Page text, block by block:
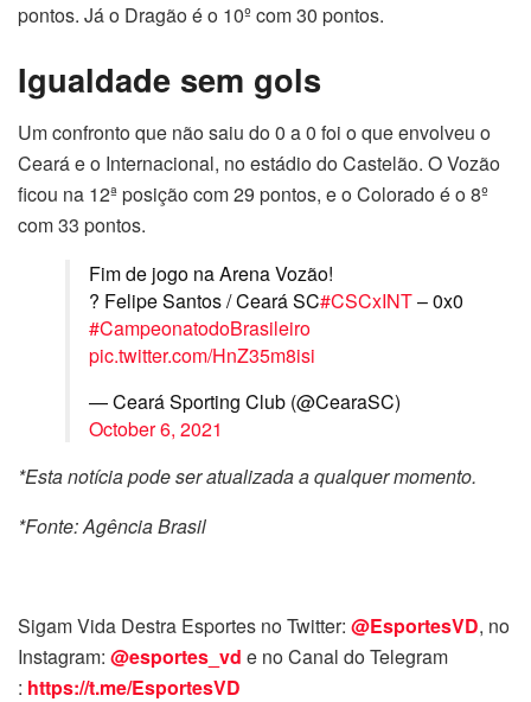
pontos. Já o Dragão é o 10º com 30 pontos.
Igualdade sem gols
Um confronto que não saiu do 0 a 0 foi o que envolveu o
Ceará e o Internacional, no estádio do Castelão. O Vozão
ficou na 12ª posição com 29 pontos, e o Colorado é o 8º
com 33 pontos.
Fim de jogo na Arena Vozão!
? Felipe Santos / Ceará SC#CSCxINT– 0x0
#CampeonatodoBrasileiro
pic.twitter.com/HnZ35m8isi
— Ceará Sporting Club (@CearaSC)
October 6, 2021
*Esta notícia pode ser atualizada a qualquer momento.
*Fonte: Agência Brasil
Sigam Vida Destra Esportes no Twitter: @EsportesVD, no
Instagram: @esportes_vd e no Canal do Telegram
: https://t.me/EsportesVD